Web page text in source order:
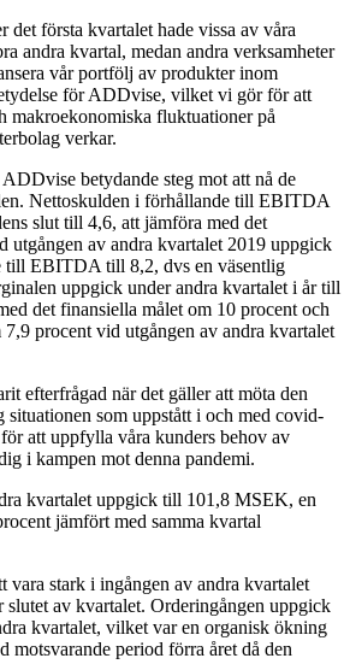
det första kvartalet hade vissa av våra
andra kvartal, medan andra verksamheter
vår portfölj av produkter inom
för ADDvise, vilket vi gör för att
makroekonomiska fluktuationer på
verkar.
betydande steg mot att nå de
Nettoskulden i förhållande till EBITDA
slut till 4,6, att jämföra med det
utgången av andra kvartalet 2019 uppgick
till EBITDA till 8,2, dvs en väsentlig
uppgick under andra kvartalet i år till
det finansiella målet om 10 procent och
procent vid utgången av andra kvartalet
efterfrågad när det gäller att möta den
situationen som uppstått i och med covid-
att uppfylla våra kunders behov av
i kampen mot denna pandemi.
kvartalet uppgick till 101,8 MSEK, en
jämfört med samma kvartal
vara stark i ingången av andra kvartalet
slutet av kvartalet. Orderingången uppgick
kvartalet, vilket var en organisk ökning
motsvarande period förra året då den